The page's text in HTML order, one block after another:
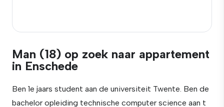
Man (18) op zoek naar appartement
in Enschede
Ben 1e jaars student aan de universiteit Twente. Ben de
bachelor opleiding technische computer science aan t